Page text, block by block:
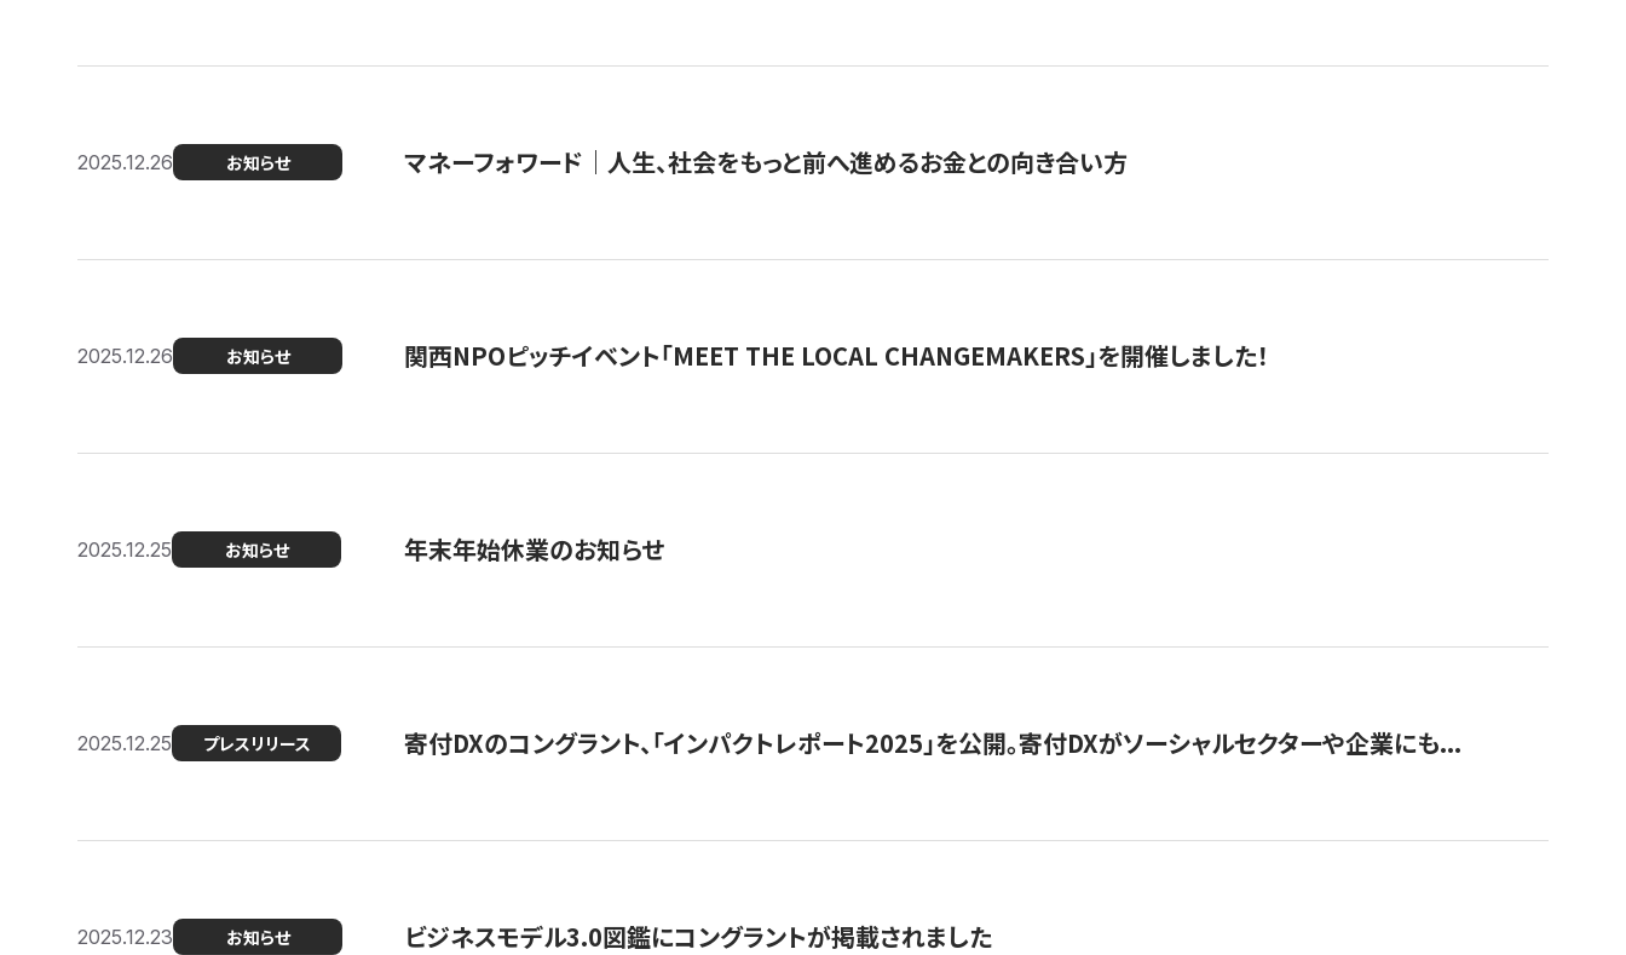
2025.12.26 お知らせ マネーフォワード｜人生、社会をもっと前へ進めるお金との向き合い方
2025.12.26 お知らせ 関西NPOピッチイベント「MEET THE LOCAL CHANGEMAKERS」を開催しました！
2025.12.25 お知らせ 年末年始休業のお知らせ
2025.12.25 プレスリリース 寄付DXのコングラント、「インパクトレポート2025」を公開。寄付DXがソーシャルセクターや企業にも...
2025.12.23 お知らせ ビジネスモデル3.0図鑑にコングラントが掲載されました